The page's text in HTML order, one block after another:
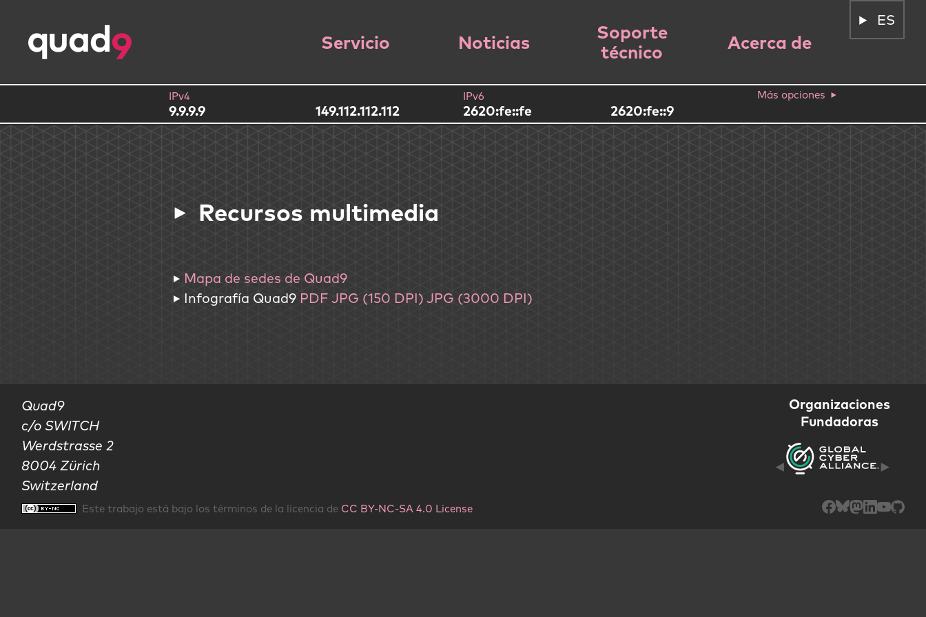
Servicio Noticias
Soporte
técnico
Acerca de
ES
IPv4
9.9.9.9 149.112.112.112
IPv6
2620:fe::fe 2620:fe::9
Más opciones
Recursos multimedia
▸ Mapa de sedes de Quad9
▸ Infografía Quad9 PDF JPG (150 DPI) JPG (3000 DPI)
Quad9
c/o SWITCH
Werdstrasse 2
8004 Zürich
Switzerland
Organizaciones
Fundadoras
Este trabajo está bajo los términos de la licencia de CC BY-NC-SA 4.0 License